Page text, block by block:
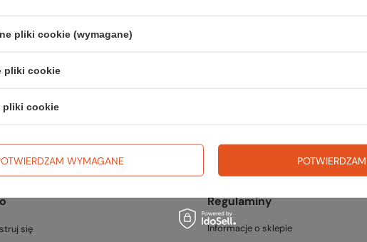
w ofercie?
go w naszym sklepie, możesz skorzystać ze specjalnego formularza i
się
Regulaminy
Informacje o sklepie
pliki cookie (wymagane)
pliki cookie
pliki cookie
WYMAGANE